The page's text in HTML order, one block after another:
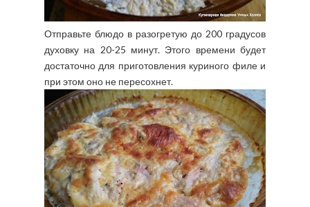
Отправьте блюдо в разогретую до 200 градусов
духовку на 20-25 минут. Этого времени будет
достаточно для приготовления куриного филе и
при этом оно не пересохнет.